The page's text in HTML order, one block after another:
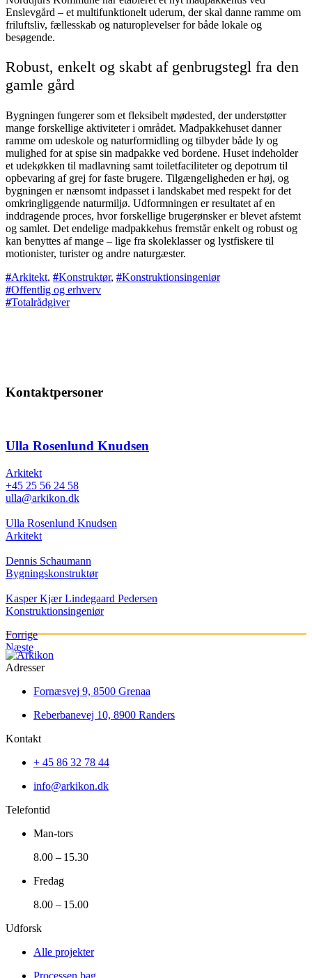
Enslevgård – et multifunktionelt uderum, der skal danne ramme om
friluftsliv, fællesskab og naturoplevelser for både lokale og
besøgende.
Robust, enkelt og skabt af genbrugstegl fra den
gamle gård
Bygningen fungerer som et fleksibelt mødested, der understøtter
mange forskellige aktiviteter i området. Madpakkehuset danner
ramme om udeskole og naturformidling og tilbyder både ly og
mulighed for at spise sin madpakke ved bordene. Huset indeholder
et udekøkken til madlavning samt toiletfaciliteter og depotrum til
opbevaring af grej for faste brugere. Tilgængeligheden er høj, og
bygningen er nænsomt indpasset i landskabet med respekt for det
omkringliggende naturmiljø. Udformningen er resultatet af en
inddragende proces, hvor forskellige brugerønsker er blevet afstemt
og samlet. Det endelige madpakkehus fremstår enkelt og robust og
kan benyttes af mange – lige fra skoleklasser og lystfiskere til
motionister, turister og andre naturgæster.
Arkitekt, Konstruktør,
Konstruktionsingeniør
Offentlig og erhverv
Totalrådgiver
Kontaktpersoner
Ulla Rosenlund Knudsen
Arkitekt
+45 25 56 24 58
ulla@arkikon.dk
Ulla Rosenlund Knudsen
Arkitekt
Dennis Schaumann
Bygningskonstruktør
Kasper Kjær Lindegaard Pedersen
Konstruktionsingeniør
Forrige
Næste
Adresser
Fornæsvej 9, 8500 Grenaa
Reberbanevej 10, 8900 Randers
Kontakt
+ 45 86 32 78 44
info@arkikon.dk
Telefontid
Man-tors
8.00 – 15.30
Fredag
8.00 – 15.00
Udforsk
Alle projekter
Processen bag